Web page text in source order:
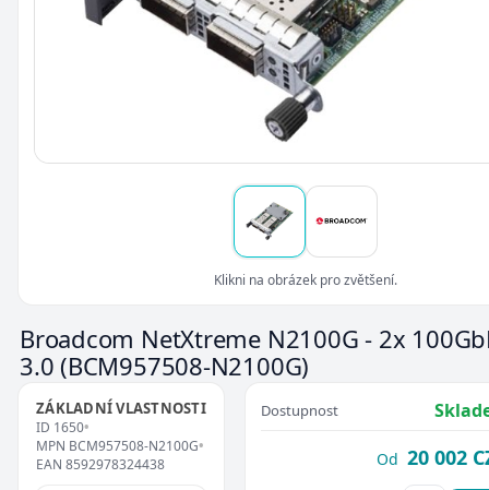
Klikni na obrázek pro zvětšení.
Broadcom NetXtreme N2100G - 2x
3.0(BCM957508-N2100G)
ZÁKLADNÍ VLASTNOSTI
ID 1650•
MPN BCM957508-N2100G•
EAN 8592978324438
Dostupnost
Od 20 002